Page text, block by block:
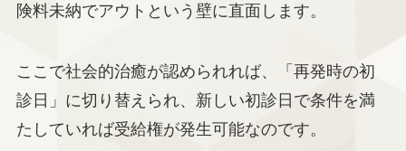
険料未納でアウトという壁に直面します。
ここで社会的治癒が認められれば、「再発時の初
診日」に切り替えられ、新しい初診日で条件を満
たしていれば受給権が発生可能なのです。